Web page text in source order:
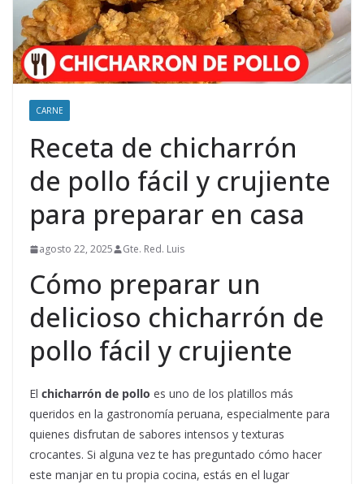
CARNE
Receta de chicharrón
de pollo fácil y crujiente
para preparar en casa
agosto 22, 2025 Gte. Red. Luis
Cómo preparar un
delicioso chicharrón de
pollo fácil y crujiente
El chicharrón de pollo es uno de los platillos más
queridos en la gastronomía peruana, especialmente para
quienes disfrutan de sabores intensos y texturas
crocantes. Si alguna vez te has preguntado cómo hacer
este manjar en tu propia cocina, estás en el lugar